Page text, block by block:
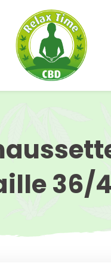
36/